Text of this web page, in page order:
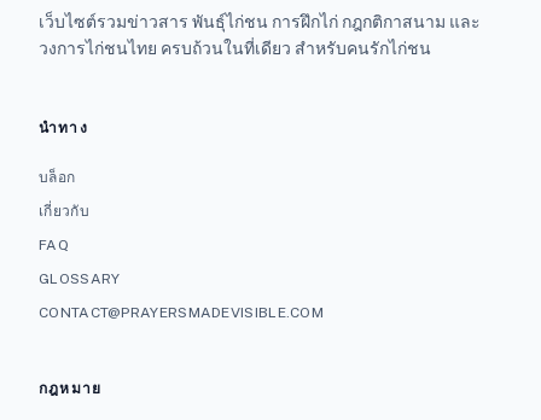
เว็บไซต์รวมข่าวสาร พันธุ์ไก่ชน การฝึกไก่ กฎกติกาสนาม และ
วงการไก่ชนไทย ครบถ้วนในที่เดียว สำหรับคนรักไก่ชน
นำทาง
บล็อก
เกี่ยวกับ
FAQ
GLOSSARY
CONTACT@PRAYERSMADEVISIBLE.COM
กฎหมาย